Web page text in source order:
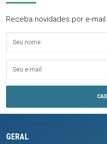
Receba novidades por e-mail:
GERAL